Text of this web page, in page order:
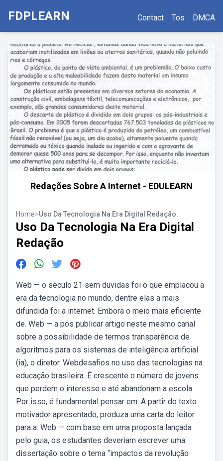
FDPLEARN Contact Tos DMCA
Redações Sobre A Internet - EDULEARN
Home>Uso Da Tecnologia Na Era Digital Redação
Uso Da Tecnologia Na Era Digital
Redação
Web — o seculo 21 sem duvidas foi o que emplacou a
era da tecnologia no mundo, dentre elas a mais
difundida foi a internet. Embora o meio mais eficiente
de. Web — a pós publicar artigo neste mesmo canal
sobre a possibilidade de termos transparência de
algoritmos para os sistemas de inteligência artificial
(ia), o diretor. Webdesafios no uso das tecnologias na
educação brasileira. É crescente o número de jovens
que perdem o interesse e até abandonam a escola.
Por isso, é fundamental pensar em. A partir do texto
motivador apresentado, produza uma carta do leitor
para a. Web — com base em uma proposta lançada
pelo guia, os estudantes deveriam escrever uma
dissertação sobre o tema “impactos da revolução